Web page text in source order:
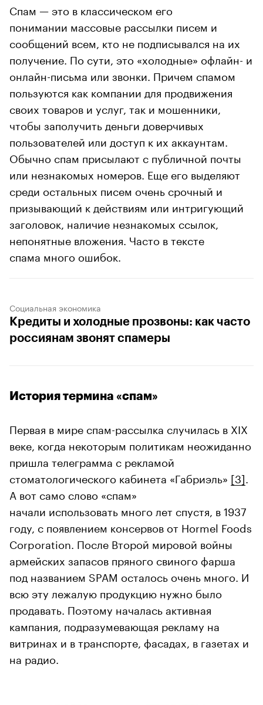
Спам — это в классическом его
понимании массовые рассылки писем и
сообщений всем, кто не подписывался на их
получение. По сути, это «холодные» офлайн- и
онлайн-письма или звонки. Причем спамом
пользуются как компании для продвижения
своих товаров и услуг, так и мошенники,
чтобы заполучить деньги доверчивых
пользователей или доступ к их аккаунтам.
Обычно спам присылают с публичной почты
или незнакомых номеров. Еще его выделяют
среди остальных писем очень срочный и
призывающий к действиям или интригующий
заголовок, наличие незнакомых ссылок,
непонятные вложения. Часто в тексте
спама много ошибок.
Социальная экономика
Кредиты и холодные прозвоны: как часто
россиянам звонят спамеры
История термина «спам»
Первая в мире спам-рассылка случилась в XIX
веке, когда некоторым политикам неожиданно
пришла телеграмма с рекламой
стоматологического кабинета «Габриэль» [3]
А вот само слово «спам»
начали использовать много лет спустя, в 1937
году, с появлением консервов от Hormel Foods
Corporation. После Второй мировой войны
армейских запасов пряного свиного фарша
под названием SPAM осталось очень много. И
всю эту лежалую продукцию нужно было
продавать. Поэтому началась активная
кампания, подразумевающая рекламу на
витринах и в транспорте, фасадах, в газетах и
на радио.